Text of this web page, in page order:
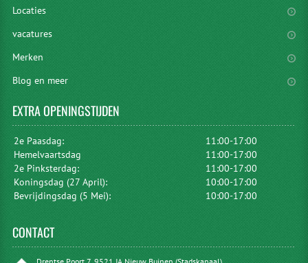
Locaties
vacatures
Merken
Blog en meer
EXTRAOPENINGSTIJDEN
2e Paasdag:
11:00-17:00
Hemelvaartsdag
11:00-17:00
2e Pinksterdag:
11:00-17:00
Koningsdag (27 April):
10:00-17:00
Bevrijdingsdag (5 Mei):
10:00-17:00
CONTACT